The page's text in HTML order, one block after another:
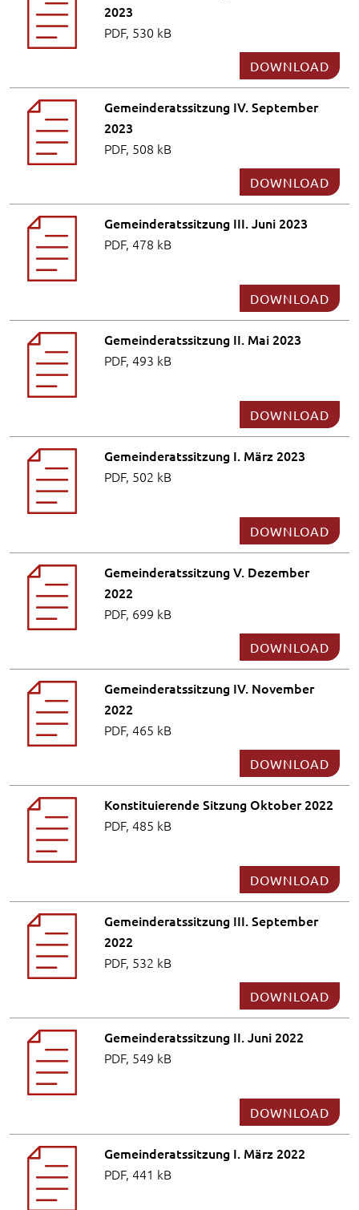
2023
PDF, 530 kB
DOWNLOAD
Gemeinderatssitzung IV. September
2023
PDF, 508 kB
DOWNLOAD
Gemeinderatssitzung III. Juni 2023
PDF, 478 kB
DOWNLOAD
Gemeinderatssitzung II. Mai 2023
PDF, 493 kB
DOWNLOAD
Gemeinderatssitzung I. März 2023
PDF, 502 kB
DOWNLOAD
Gemeinderatssitzung V. Dezember
2022
PDF, 699 kB
DOWNLOAD
Gemeinderatssitzung IV. November
2022
PDF, 465 kB
DOWNLOAD
Konstituierende Sitzung Oktober 2022
PDF, 485 kB
DOWNLOAD
Gemeinderatssitzung III. September
2022
PDF, 532 kB
DOWNLOAD
Gemeinderatssitzung II. Juni 2022
PDF, 549 kB
DOWNLOAD
Gemeinderatssitzung I. März 2022
PDF, 441 kB